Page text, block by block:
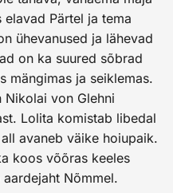
elavad Pärtel ja tema
ühevanused ja lähevad
on ka suured sõbrad
mängimas ja seiklemas.
Nikolai von Glehni
Lolita komistab libedal
avaneb väike hoiupaik.
koos võõras keeles
Nõmmel.